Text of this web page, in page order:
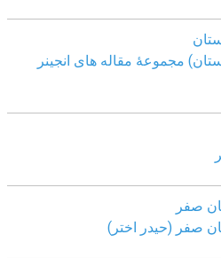
مجموعۀ مقاله های انجینر
صفر
صفر (حیدر اختر)